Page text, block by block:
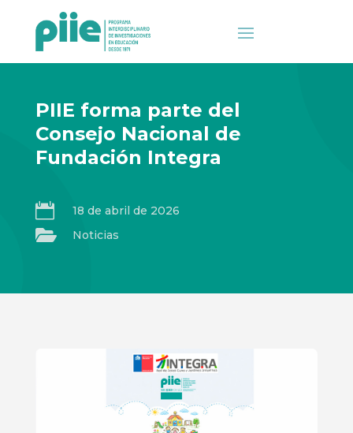
PIIE forma parte del
Consejo Nacional de
Fundación Integra
 18 de abril de 2026
 Noticias